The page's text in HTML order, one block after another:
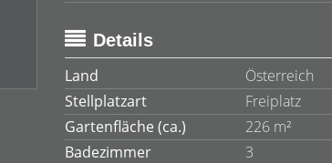
Details
Land
Österreich
Stellplatzart
Freiplatz
Gartenfläche (ca.)
226 m²
Badezimmer
3